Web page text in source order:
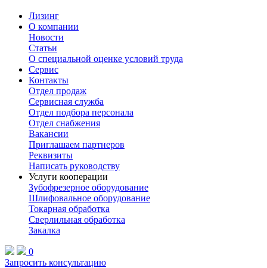
Лизинг
О компании
Новости
Статьи
О специальной оценке условий труда
Сервис
Контакты
Отдел продаж
Сервисная служба
Отдел подбора персонала
Отдел снабжения
Вакансии
Приглашаем партнеров
Реквизиты
Написать руководству
Услуги кооперации
Зубофрезерное оборудование
Шлифовальное оборудование
Токарная обработка
Cверлильная обработка
Закалка
0
Запросить консультацию